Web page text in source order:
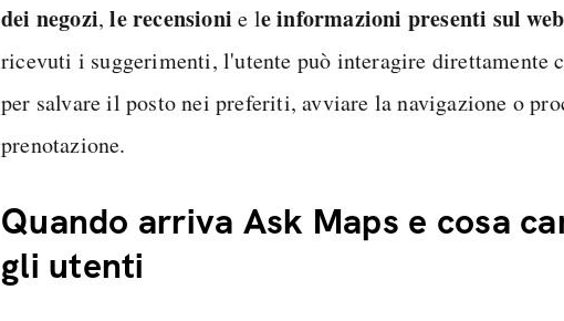
dei negozi, le recensioni e le informazioni presenti sul web
ricevuti i suggerimenti, l'utente può interagire direttamente
per salvare il posto nei preferiti, avviare la navigazione o
prenotazione.
Quando arriva Ask Maps e cosa
gli utenti